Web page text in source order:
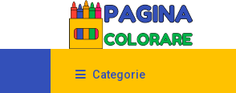
Categorie